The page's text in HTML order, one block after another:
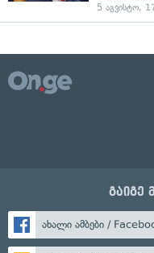
5 აგვისტო,
გაიგე
ახალი ამბები /